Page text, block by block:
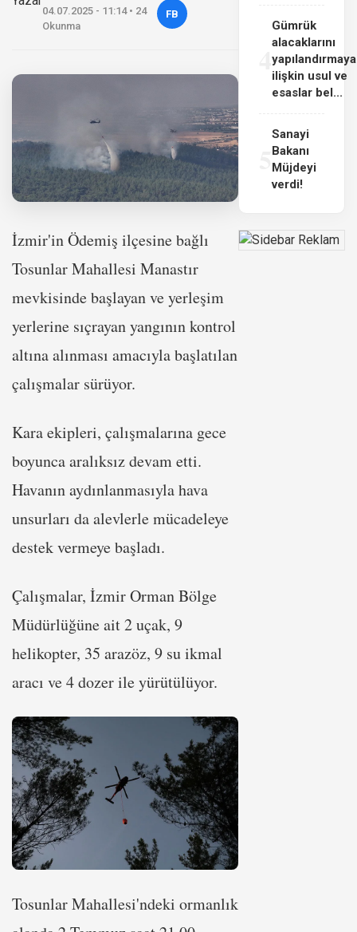
04.07.2025 - 11:14 • 24
Okunma
FB
İzmir'in Ödemiş ilçesine bağlı
Tosunlar Mahallesi Manastır
mevkisinde başlayan ve yerleşim
yerlerine sıçrayan yangının kontrol
altına alınması amacıyla başlatılan
çalışmalar sürüyor.
Kara ekipleri, çalışmalarına gece
boyunca aralıksız devam etti.
Havanın aydınlanmasıyla hava
unsurları da alevlerle mücadeleye
destek vermeye başladı.
Çalışmalar, İzmir Orman Bölge
Müdürlüğüne ait 2 uçak, 9
helikopter, 35 arazöz, 9 su ikmal
aracı ve 4 dozer ile yürütülüyor.
Tosunlar Mahallesi'ndeki ormanlık
4
Gümrük
alacaklarını
yapılandırmaya
ilişkin usul ve
esaslar bel...
Sanayi
Bakanı
Müjdeyi
verdi!